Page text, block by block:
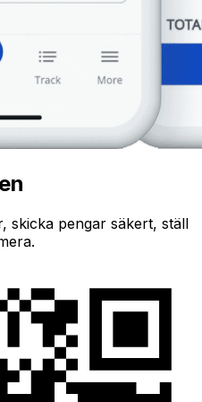
skicka pengar säkert, ställ